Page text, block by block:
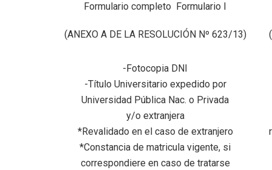
Formulario completo
Formulario I
(ANEXO A DE LA RESOLUCIÓN Nº 623/13)
-Fotocopia DNI
-Título Universitario expedido por
Universidad Pública Nac. o Privada
y/o extranjera
*Revalidado en el caso de extranjero
*Constancia de matricula vigente, si
correspondiere en caso de tratarse